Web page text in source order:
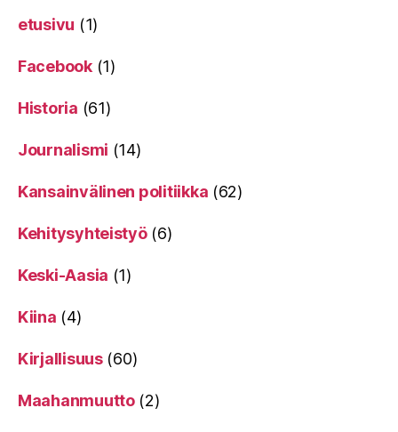
etusivu (1)
Facebook(1)
Historia (61)
Journalismi (14)
Kansainvälinen politiikka (62)
Kehitysyhteistyö(6)
Keski-Aasia (1)
Kiina (4)
Kirjallisuus(60)
Maahanmuutto(2)